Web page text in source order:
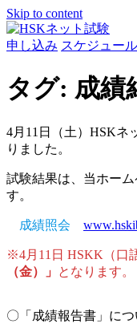
Skip to content
申し込み スケジュール
タグ: 成績
4月11日（土）HSKネ
りました。
試験結果は、当ホー
す。
成績照会
※4月11日 HSKK（口
（金）」
となります。
〇「成績報告書」につ